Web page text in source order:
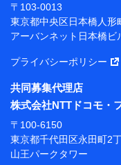
長 吉村 忠義
※ 当社および株式
ソナルデータ憲章」
※ パーソナルデー
管理」の設定状態
ります。
※ dポイントクラブ
月11日以降、一度
がないお客さまに限
〒103-0013
東京都中央区日本橋人形
アーバンネット日本橋ビ
プライバシーポリシー
共同募集代理店
株式会社NTTドコモ・
〒100-6150
東京都千代田区永田町2
山王パークタワー